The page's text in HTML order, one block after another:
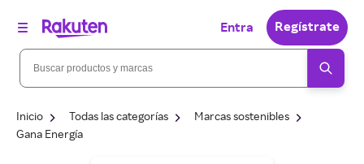
Entra Regístrate
Inicio Todas las categorías
Marcas sostenibles
Gana Energía